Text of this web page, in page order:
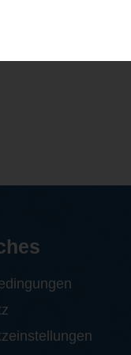
seine
immer